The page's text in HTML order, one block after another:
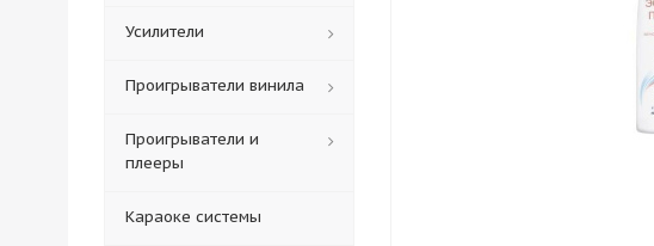
Усилители
Проигрыватели винила
Проигрыватели и
плееры
Караоке системы